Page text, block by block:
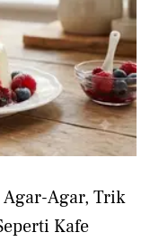
Agar-Agar, Trik
Kafe